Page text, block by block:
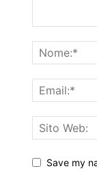
Save my